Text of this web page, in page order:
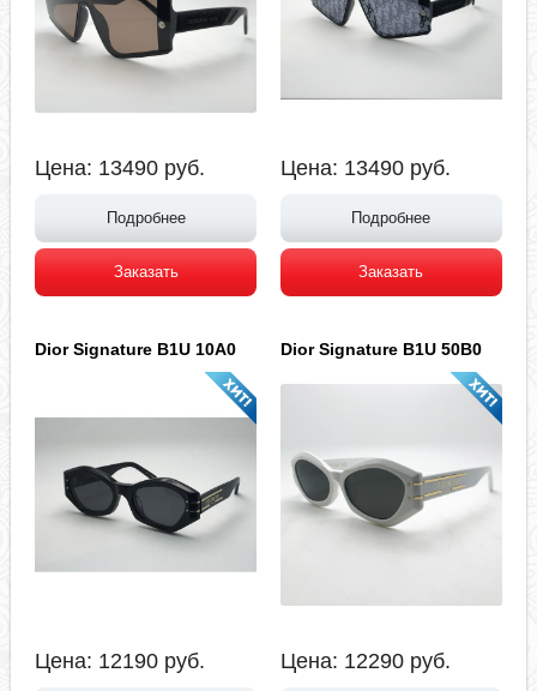
Цена: 13490 руб.
Подробнее
Заказать
Цена: 13490 руб.
Подробнее
Заказать
Dior Signature B1U 10A0
Цена: 12190 руб.
Dior Signature B1U 50B0
Цена: 12290 руб.